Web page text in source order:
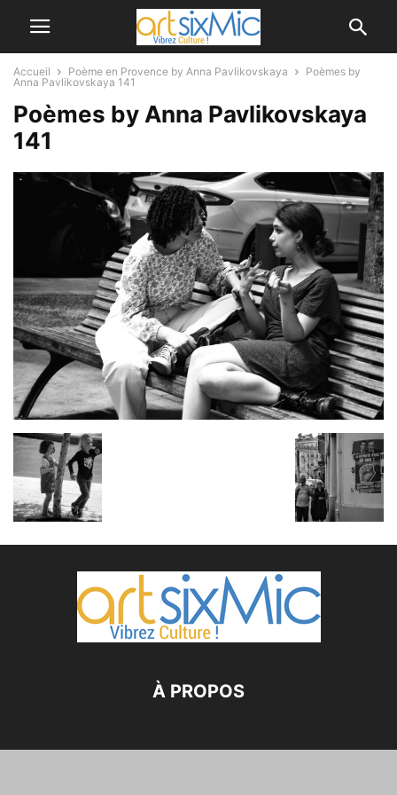
Accueil Poème en Provence by Anna Pavlikovskaya
Poèmes by
Anna Pavlikovskaya 141
Poèmes by Anna Pavlikovskaya
141
À PROPOS